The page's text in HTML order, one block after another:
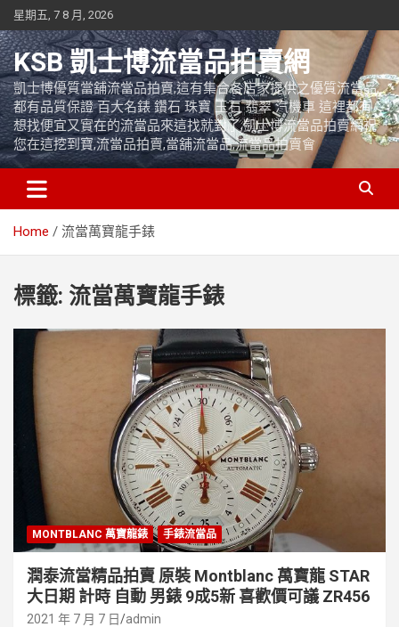
Skip
to
content
星期五, 7 8 月, 2026
KSB 凱士博流當品拍賣網
凱士博優質當舖流當品拍賣,這有集合各店家提供之優質流當品,
都有品質保證 百大名錶 鑽石 珠寶 玉石 翡翠 汽機車 這裡都有
想找便宜又實在的流當品來這找就對了,凱士博流當品拍賣網祝
您在這挖到寶,流當品拍賣,當舖流當品,流當品拍賣會
Home 流當萬寶龍手錶
標籤: 流當萬寶龍手錶
MONTBLANC 萬寶龍錶 手錶流當品
潤泰流當精品拍賣 原裝 Montblanc 萬寶龍 STAR
大日期 計時 自動 男錶 9成5新 喜歡價可議 ZR456
2021 年 7 月 7 日 admin